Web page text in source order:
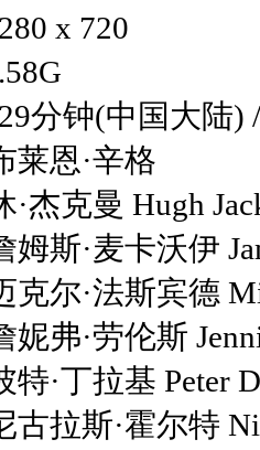
x 720
(中国大陆) /
·辛格
曼 Hugh
沃伊
宾德
斯 Jennifer
基 Peter
尔特